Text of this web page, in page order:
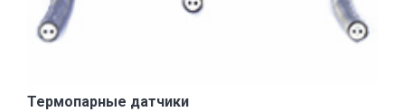
Термопарные датчики